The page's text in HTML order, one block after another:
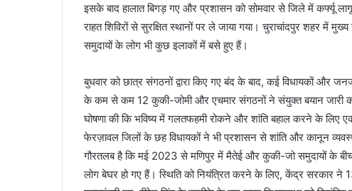
इसके बाद हालात बिगड़ गए और प्रशासन को सोमवार से जिले में कर्फ्यू
राहत शिविरों से सुरक्षित स्थानों पर ले जाया गया। चुराचांदपुर शहर
समुदायों के लोग भी कुछ इलाकों में बसे हुए हैं।
बुधवार को छात्र संगठनों द्वारा किए गए बंद के बाद, कई विधायकों और
के कम से कम 12 कुकी-जोमी और एचमार संगठनों ने संयुक्त बयान जारी
घोषणा की कि भविष्य में गलतफहमी रोकने और शांति बहाल करने के लिए
फेरज़ावल जिलों के छह विधायकों ने भी प्रशासन से शांति और कानून
गौरतलब है कि मई 2023 से मणिपुर में मैतेई और कुकी-जो समुदायों के
लोग बेघर हो गए हैं। स्थिति को नियंत्रित करने के लिए, केंद्र सरकार ने